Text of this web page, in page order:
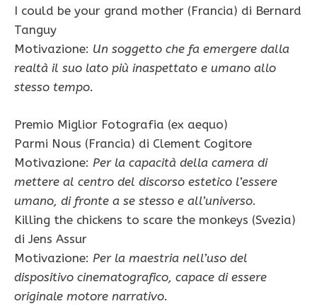
I could be your grand mother (Francia) di Bernard
Tanguy
Motivazione: Un soggetto che fa emergere dalla
realtà il suo lato più inaspettato e umano allo
stesso tempo.
Premio Miglior Fotografia (ex aequo)
Parmi Nous (Francia) di Clement Cogitore
Motivazione: Per la capacità della camera di
mettere al centro del discorso estetico l’essere
umano, di fronte a se stesso e all’universo.
Killing the chickens to scare the monkeys (Svezia)
di Jens Assur
Motivazione: Per la maestria nell’uso del
dispositivo cinematografico, capace di essere
originale motore narrativo.